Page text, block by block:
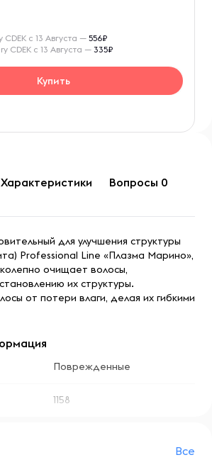
с 13 Августа — 556₽
CDEK с 13 Августа — 335₽
Купить
Характеристики Вопросы 0
для улучшения структуры
Professional Line «Плазма Марино»,
очищает волосы,
их структуры.
от потери влаги, делая их гибкими
Поврежденные
1158
Все